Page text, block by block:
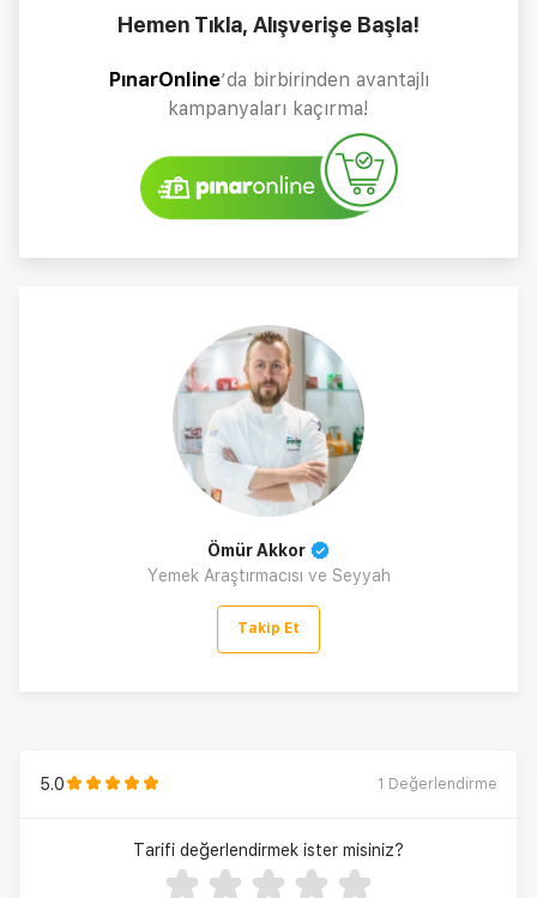
Hemen Tıkla, Alışverişe Başla!
PınarOnline’da birbirinden avantajlı
kampanyaları kaçırma!
Ömür Akkor
Yemek Araştırmacısı ve Seyyah
Takip Et
5.0 1 Değerlendirme
Tarifi değerlendirmek ister misiniz?